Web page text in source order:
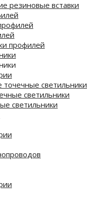
резиновые вставки
профилей
светильники
светильники
светильники